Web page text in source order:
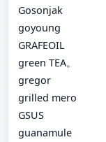
Gosonjak
goyoung
GRAFEOIL
green TEA。
gregor
grilled mero
GSUS
guanamule